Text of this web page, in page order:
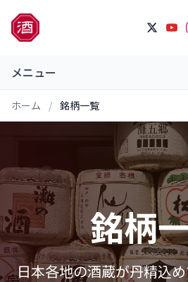
メニュー
ホーム / 銘柄一覧
銘柄
日本各地の酒蔵が丹精込